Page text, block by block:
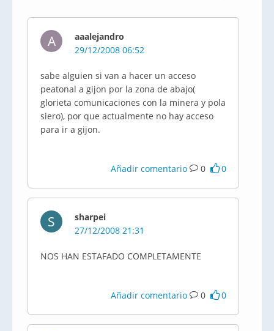
A
aaalejandro
29/12/2008 06:52
sabe alguien si van a hacer un acceso
peatonal a gijon por la zona de abajo(
glorieta comunicaciones con la minera y pola
siero), por que actualmente no hay acceso
para ir a gijon.
Añadir comentario 0 0
S
sharpei
27/12/2008 21:31
NOS HAN ESTAFADO COMPLETAMENTE
Añadir comentario 0 0